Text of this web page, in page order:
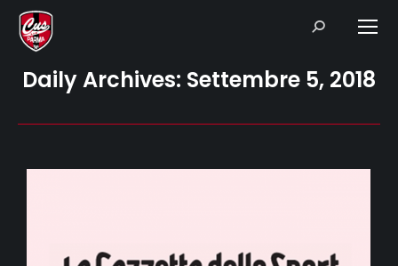
Search:
Daily Archives: Settembre 5, 2018